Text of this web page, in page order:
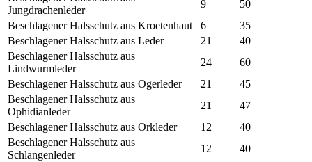
Jungdrachenleder
9
50
Beschlagener Halsschutz aus Kroetenhaut
6
35
Beschlagener Halsschutz aus Leder
21
40
Beschlagener Halsschutz aus
Lindwurmleder
24
60
Beschlagener Halsschutz aus Ogerleder
21
45
Beschlagener Halsschutz aus
Ophidianleder
21
47
Beschlagener Halsschutz aus Orkleder
12
40
Beschlagener Halsschutz aus
Schlangenleder
12
40